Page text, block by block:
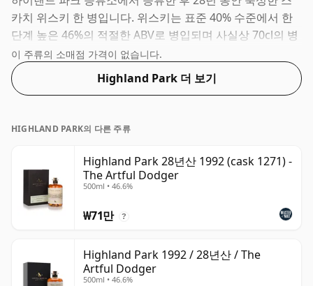
카치 위스키 한 병입니다. 위스키는 표준 40% 수준에서 한
단계 높은 46%의 적절한 ABV로 병입되며 사실상 70cl의 병
크기로 배송됩니다.
이 주류의 소매점 가격이 없습니다.
Highland Park 더 보기
HIGHLAND PARK의 다른 주류
Highland Park 28년산 1992 (cask 1271) -
The Artful Dodger
500ml • 46.6%
₩71만 ?
Highland Park 1992 / 28년산 / The
Artful Dodger
500ml • 46.6%